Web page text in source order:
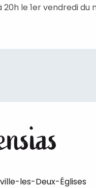
le 1er vendredi du
les-Deux-Églises